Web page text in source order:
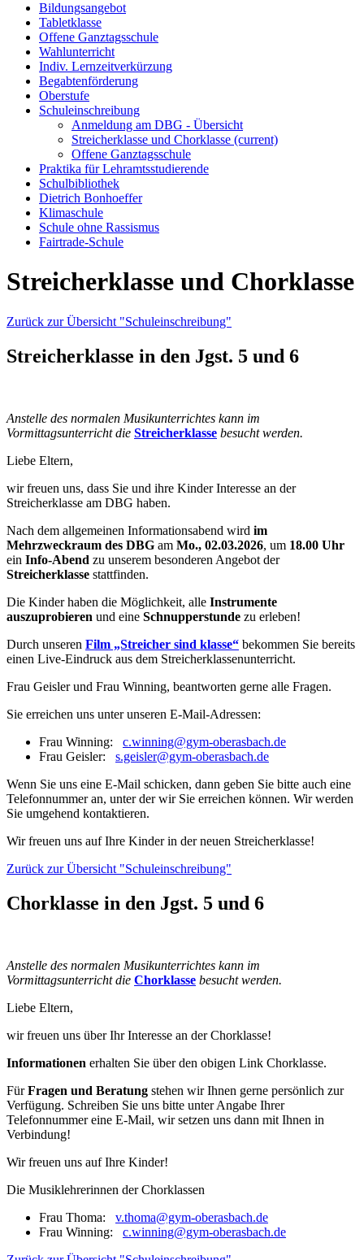
Bildungsangebot
Tabletklasse
Offene Ganztagsschule
Wahlunterricht
Indiv. Lernzeitverkürzung
Begabtenförderung
Oberstufe
Schuleinschreibung
Anmeldung am DBG - Übersicht
Streicherklasse und Chorklasse (current)
Offene Ganztagsschule
Praktika für Lehramtsstudierende
Schulbibliothek
Dietrich Bonhoeffer
Klimaschule
Schule ohne Rassismus
Fairtrade-Schule
Streicherklasse und Chorklasse
Zurück zur Übersicht "Schuleinschreibung"
Streicherklasse in den Jgst. 5 und 6
Anstelle des normalen Musikunterrichtes kann im
Vormittagsunterricht die Streicherklasse besucht werden.
Liebe Eltern,
wir freuen uns, dass Sie und ihre Kinder Interesse an der
Streicherklasse am DBG haben.
Nach dem allgemeinen Informationsabend wird im
Mehrzweckraum des DBG am Mo., 02.03.2026, um 18.00 Uhr
ein Info-Abend zu unserem besonderen Angebot der
Streicherklasse stattfinden.
Die Kinder haben die Möglichkeit, alle Instrumente
auszuprobieren und eine Schnupperstunde zu erleben!
Durch unseren Film „Streicher sind klasse“ bekommen Sie bereits
einen Live-Eindruck aus dem Streicherklassenunterricht.
Frau Geisler und Frau Winning, beantworten gerne alle Fragen.
Sie erreichen uns unter unseren E-Mail-Adressen:
Frau Winning: c.winning@gym-oberasbach.de
Frau Geisler: s.geisler@gym-oberasbach.de
Wenn Sie uns eine E-Mail schicken, dann geben Sie bitte auch eine
Telefonnummer an, unter der wir Sie erreichen können. Wir werden
Sie umgehend kontaktieren.
Wir freuen uns auf Ihre Kinder in der neuen Streicherklasse!
Zurück zur Übersicht "Schuleinschreibung"
Chorklasse in den Jgst. 5 und 6
Anstelle des normalen Musikunterrichtes kann im
Vormittagsunterricht die Chorklasse besucht werden.
Liebe Eltern,
wir freuen uns über Ihr Interesse an der Chorklasse!
Informationen erhalten Sie über den obigen Link Chorklasse.
FürFragen und Beratung stehen wir Ihnen gerne persönlich zur
Verfügung. Schreiben Sie uns bitte unter Angabe Ihrer
Telefonnummer eine E-Mail, wir setzen uns dann mit Ihnen in
Verbindung!
Wir freuen uns auf Ihre Kinder!
Die Musiklehrerinnen der Chorklassen
Frau Thoma: v.thoma@gym-oberasbach.de
Frau Winning: c.winning@gym-oberasbach.de